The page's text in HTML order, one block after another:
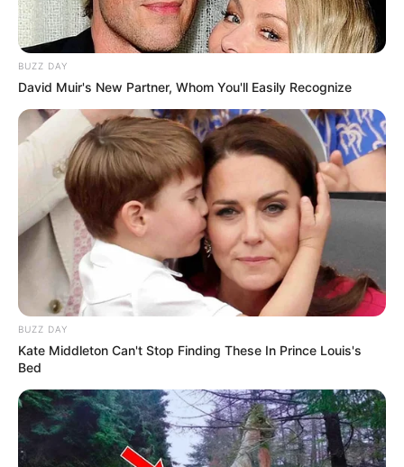
Serem! 9 Chat Ojek Online &
Pelanggan Ini Bikin Auto
Merinding
Bikin Ngakak, 10 Potret
Cosplay Murah Pakai Bahan
Seadanya
BUZZ DAY
David Muir's New Partner, Whom You'll Easily Recognize
BUZZ DAY
Kate Middleton Can't Stop Finding These In Prince Louis's
Bed